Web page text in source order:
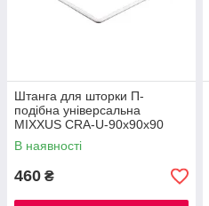
Штанга для шторки П-
подібна універсальна
MIXXUS CRA-U-90x90x90
90x90x90cm, 90x180cm,
270cm (алюміній) (AC3593)
В наявності
460 ₴